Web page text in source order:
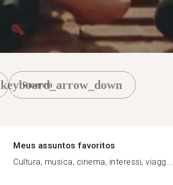
Ravenna
keyboard_arrow_down
Meus assuntos favoritos
Cultura, musica, cinema, interessi, viagg...